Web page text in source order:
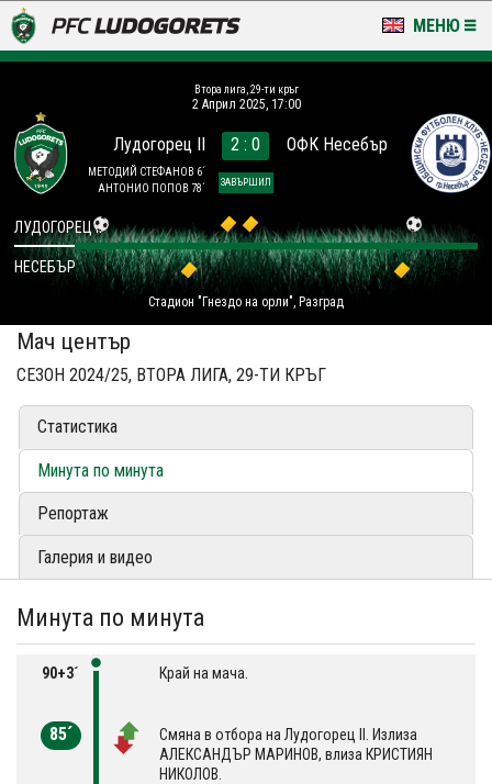
МЕНЮ
LUDOGORETS TV
НА ТЕРЕНА
СТАДИОН & БАЗИ
КЛУБ
ЗА ФЕНОВЕ
Втора лига, 29-ти кръг
2 Април 2025, 17:00
Лудогорец II
МЕТОДИЙ СТЕФАНОВ 6´
АНТОНИО ПОПОВ 78´
2 : 0
ЗАВЪРШИЛ
ОФК Несебър
Стадион "Гнездо на орли", Разград
ЛУДОГОРЕЦ II
НЕСЕБЪР
Мач център
СЕЗОН 2024/25, ВТОРА ЛИГА, 29-ТИ КРЪГ
Статистика
Минута по минута
Репортаж
Галерия и видео
Минута по минута
90+3´ Край на мача.
85´
Смяна в отбора на Лудогорец II. Излиза
АЛЕКСАНДЪР МАРИНОВ, влиза КРИСТИЯН
НИКОЛОВ.